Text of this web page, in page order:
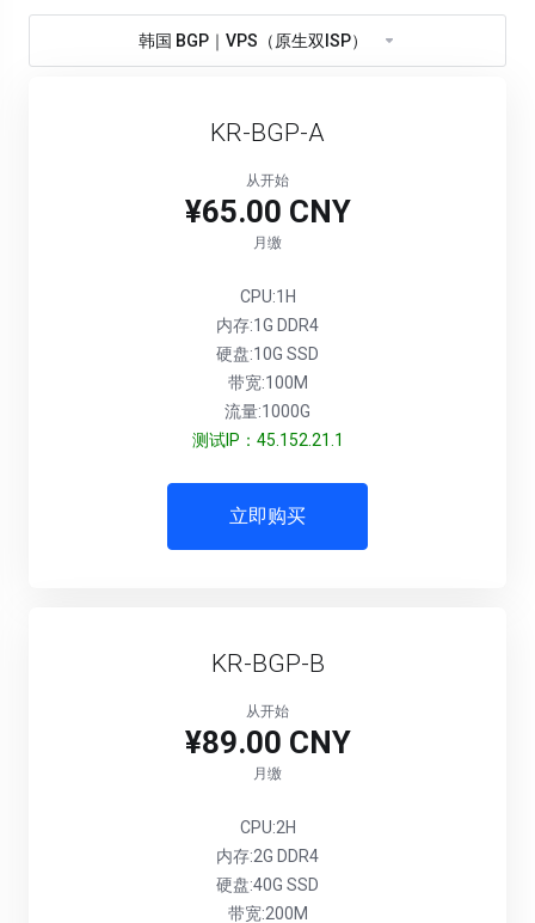
韩国 BGP｜VPS（原生双ISP）
KR-BGP-A
从开始
¥65.00 CNY
月缴
CPU:1H
内存:1G DDR4
硬盘:10G SSD
带宽:100M
流量:1000G
测试IP：45.152.21.1
立即购买
KR-BGP-B
从开始
¥89.00 CNY
月缴
CPU:2H
内存:2G DDR4
硬盘:40G SSD
带宽:200M